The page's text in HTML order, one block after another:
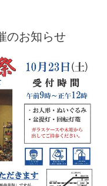
のお知らせ